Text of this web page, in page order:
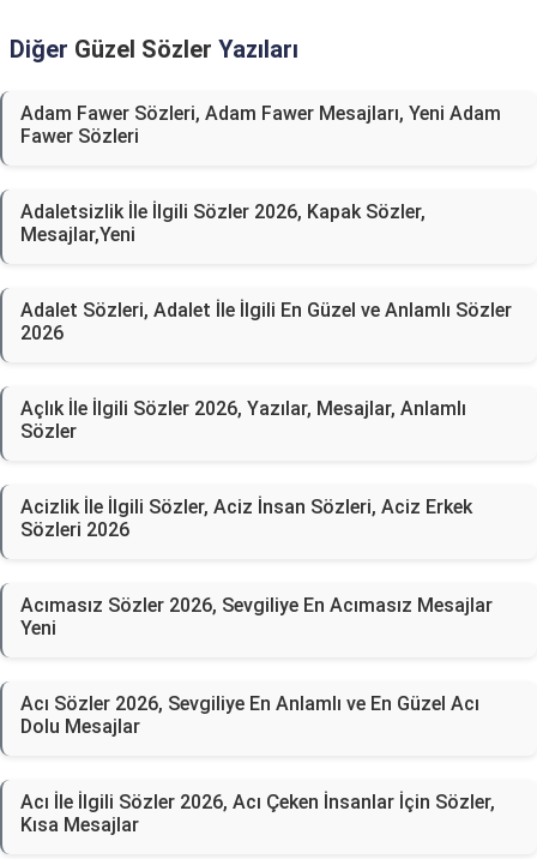
Diğer Güzel Sözler Yazıları
Adam Fawer Sözleri, Adam Fawer Mesajları, Yeni Adam
Fawer Sözleri
Adaletsizlik İle İlgili Sözler 2026, Kapak Sözler,
Mesajlar,Yeni
Adalet Sözleri, Adalet İle İlgili En Güzel ve Anlamlı Sözler
2026
Açlık İle İlgili Sözler 2026, Yazılar, Mesajlar, Anlamlı
Sözler
Acizlik İle İlgili Sözler, Aciz İnsan Sözleri, Aciz Erkek
Sözleri 2026
Acımasız Sözler 2026, Sevgiliye En Acımasız Mesajlar
Yeni
Acı Sözler 2026, Sevgiliye En Anlamlı ve En Güzel Acı
Dolu Mesajlar
Acı İle İlgili Sözler 2026, Acı Çeken İnsanlar İçin Sözler,
Kısa Mesajlar